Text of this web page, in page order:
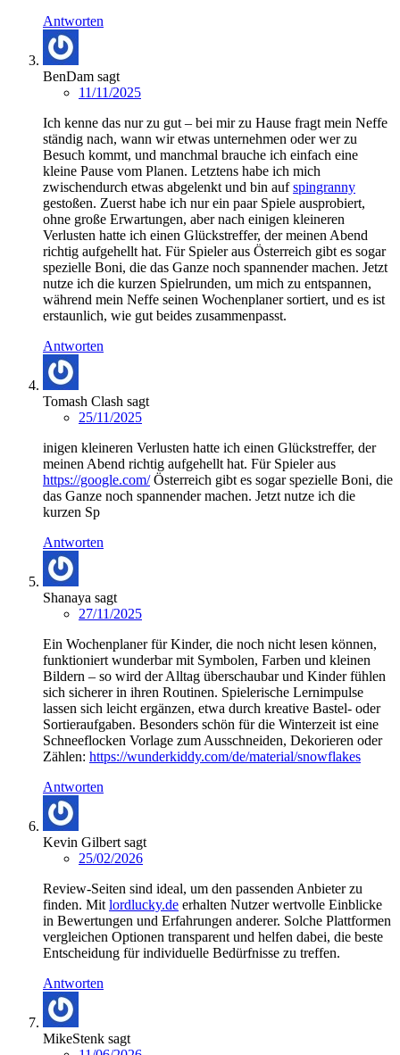
Antworten
BenDam sagt
11/11/2025
Ich kenne das nur zu gut – bei mir zu Hause fragt mein Neffe
ständig nach, wann wir etwas unternehmen oder wer zu
Besuch kommt, und manchmal brauche ich einfach eine
kleine Pause vom Planen. Letztens habe ich mich
zwischendurch etwas abgelenkt und bin aufspingranny
gestoßen. Zuerst habe ich nur ein paar Spiele ausprobiert,
ohne große Erwartungen, aber nach einigen kleineren
Verlusten hatte ich einen Glückstreffer, der meinen Abend
richtig aufgehellt hat. Für Spieler aus Österreich gibt es sogar
spezielle Boni, die das Ganze noch spannender machen. Jetzt
nutze ich die kurzen Spielrunden, um mich zu entspannen,
während mein Neffe seinen Wochenplaner sortiert, und es ist
erstaunlich, wie gut beides zusammenpasst.
Antworten
Tomash Clash sagt
25/11/2025
inigen kleineren Verlusten hatte ich einen Glückstreffer, der
meinen Abend richtig aufgehellt hat. Für Spieler aus
https://google.com/Österreich gibt es sogar spezielle Boni, die
das Ganze noch spannender machen. Jetzt nutze ich die
kurzen Sp
Antworten
Shanaya sagt
27/11/2025
Ein Wochenplaner für Kinder, die noch nicht lesen können,
funktioniert wunderbar mit Symbolen, Farben und kleinen
Bildern – so wird der Alltag überschaubar und Kinder fühlen
sich sicherer in ihren Routinen. Spielerische Lernimpulse
lassen sich leicht ergänzen, etwa durch kreative Bastel- oder
Sortieraufgaben. Besonders schön für die Winterzeit ist eine
Schneeflocken Vorlage zum Ausschneiden, Dekorieren oder
Zählen: https://wunderkiddy.com/de/material/snowflakes
Antworten
Kevin Gilbertsagt
25/02/2026
Review-Seiten sind ideal, um den passenden Anbieter zu
finden. Mitlordlucky.de erhalten Nutzer wertvolle Einblicke
in Bewertungen und Erfahrungen anderer. Solche Plattformen
vergleichen Optionen transparent und helfen dabei, die beste
Entscheidung für individuelle Bedürfnisse zu treffen.
Antworten
MikeStenk sagt